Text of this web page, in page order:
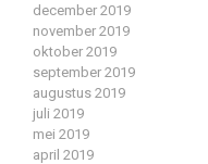
december 2019
november 2019
oktober 2019
september 2019
augustus 2019
juli 2019
mei 2019
april 2019